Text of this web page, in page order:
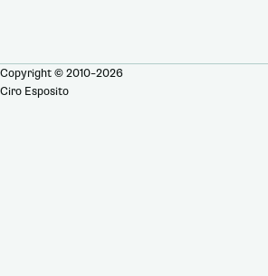
Copyright © 2010–2026
Ciro Esposito